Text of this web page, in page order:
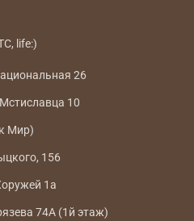
life:)
26
10
Мир)
156
1а
74А (1й этаж)